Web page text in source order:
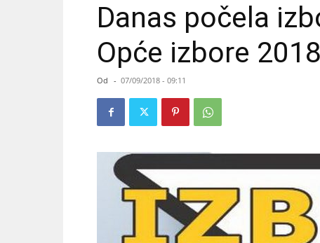
Danas počela
Opće izbore
Od - 07/09/2018 - 09:11